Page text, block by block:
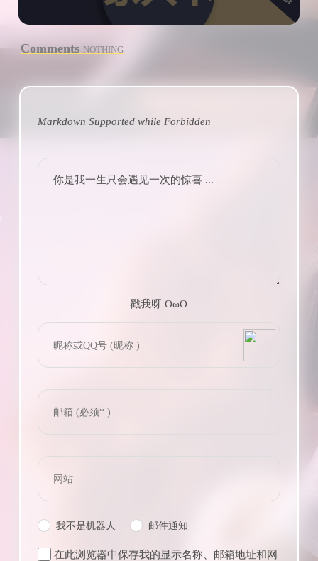
Comments NOTHING
Markdown Supported while Forbidden
你是我一生只会遇见一次的惊喜 ...
戳我呀 OωO
Tieba
我不是机器人 邮件通知
在此浏览器中保存我的显示名称、邮箱地址和网